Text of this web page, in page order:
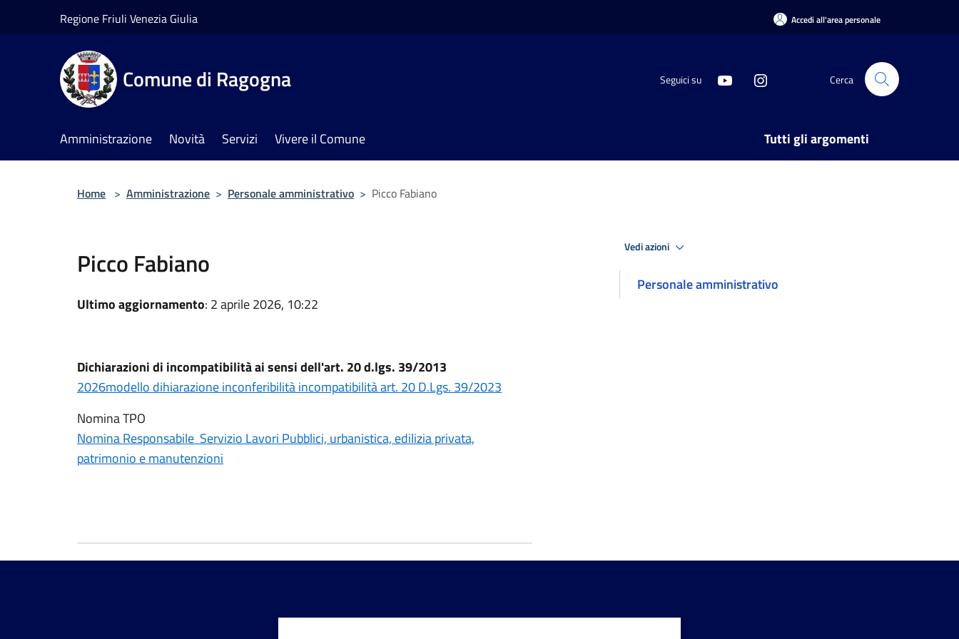
Regione Friuli Venezia Giulia Accedi all'area personale
Comune di Ragogna Seguici su Cerca
Amministrazione Novità Servizi Vivere il Comune Tutti gli argomenti
Home > Amministrazione > Personale amministrativo > Picco Fabiano
Picco Fabiano
Ultimo aggiornamento: 2 aprile 2026, 10:22
Dichiarazioni di incompatibilità ai sensi dell'art. 20 d.lgs. 39/2013
2026modello dihiarazione inconferibilità incompatibilità art. 20 D.Lgs. 39/2023
Nomina TPO
Nomina Responsabile Servizio Lavori Pubblici, urbanistica, edilizia privata,
patrimonio e manutenzioni
Vedi azioni
Personale amministrativo